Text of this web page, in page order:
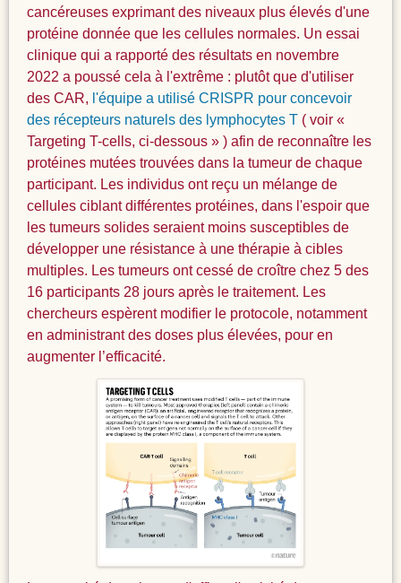
cancéreuses exprimant des niveaux plus élevés d'une
protéine donnée que les cellules normales. Un essai
clinique qui a rapporté des résultats en novembre
2022 a poussé cela à l'extrême : plutôt que d'utiliser
des CAR, l'équipe a utilisé CRISPR pour concevoir
des récepteurs naturels des lymphocytes T( voir «
Targeting T-cells, ci-dessous » ) afin de reconnaître les
protéines mutées trouvées dans la tumeur de chaque
participant. Les individus ont reçu un mélange de
cellules ciblant différentes protéines, dans l'espoir que
les tumeurs solides seraient moins susceptibles de
développer une résistance à une thérapie à cibles
multiples. Les tumeurs ont cessé de croître chez 5 des
16 participants 28 jours après le traitement. Les
chercheurs espèrent modifier le protocole, notamment
en administrant des doses plus élevées, pour en
augmenter l’efficacité.